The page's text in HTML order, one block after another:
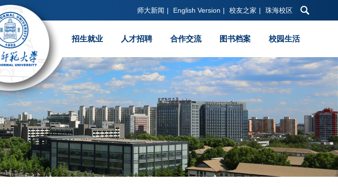
师大新闻 | English Version | 校友之家 | 珠海校区
招生就业 人才招聘 合作交流 图书档案 校园生活